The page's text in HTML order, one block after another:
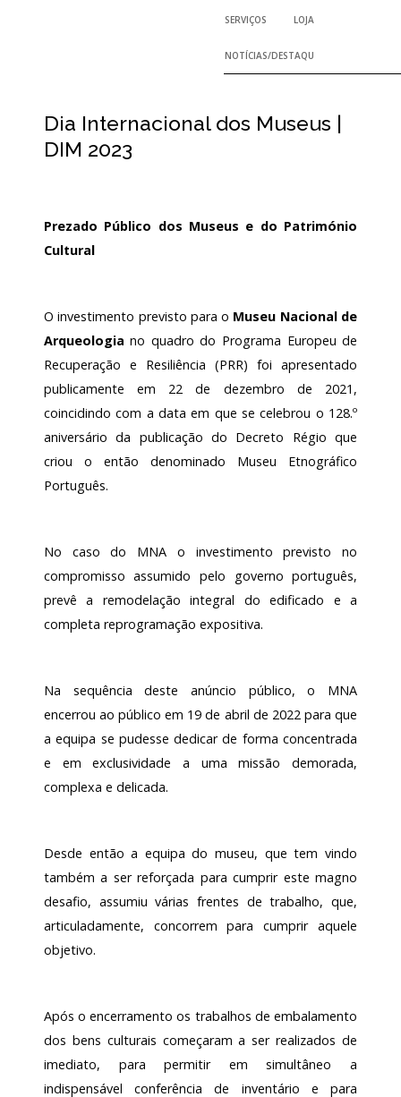
SERVIÇOS LOJA
NOTÍCIAS/DESTAQUES
Dia Internacional dos Museus |
DIM 2023
Prezado Público dos Museus e do Património
Cultural
O investimento previsto para o Museu Nacional de
Arqueologiano quadro do Programa Europeu de
Recuperação e Resiliência (PRR) foi apresentado
publicamente em 22 de dezembro de 2021,
coincidindo com a data em que se celebrou o 128.º
aniversário da publicação do Decreto Régio que
criou o então denominado Museu Etnográfico
Português.
No caso do MNA o investimento previsto no
compromisso assumido pelo governo português,
prevê a remodelação integral do edificado e a
completa reprogramação expositiva.
Na sequência deste anúncio público, o MNA
encerrou ao público em 19 de abril de 2022 para que
a equipa se pudesse dedicar de forma concentrada
e em exclusividade a uma missão demorada,
complexa e delicada.
Desde então a equipa do museu, que tem vindo
também a ser reforçada para cumprir este magno
desafio, assumiu várias frentes de trabalho, que,
articuladamente, concorrem para cumprir aquele
objetivo.
Após o encerramento os trabalhos de embalamento
dos bens culturais começaram a ser realizados de
imediato, para permitir em simultâneo a
indispensável conferência de inventário e para